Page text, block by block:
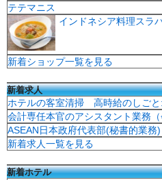
テテマニス
インドネシア料理ス
新着ショップ一覧を見る
新着求人
ホテルの客室清掃 高時給のしご
会計専任本官のアシスタント業務（
ASEAN日本政府代表部(秘書的業務)
新着求人一覧を見る
新着ホテル